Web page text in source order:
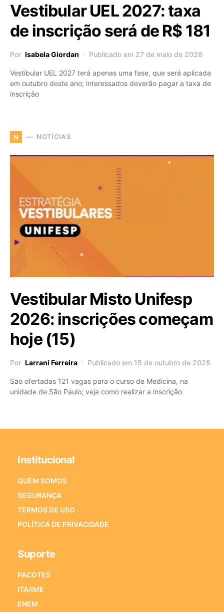
Vestibular UEL 2027: taxa
de inscrição será de R$ 181
Por Isabela Giordan Publicado em 27 de maio de 2026
Vestibular UEL 2027 terá apenas uma fase, que será aplicada
em outubro deste ano; interessados deverão pagar a taxa de
inscrição
N NOTÍCIAS
Vestibular Misto Unifesp
2026: inscrições começam
hoje (15)
Por Larrani Ferreira Publicado em 15 de outubro de 2025
São ofertadas 121 vagas para o curso de Medicina, na
unidade de São Paulo; veja como realizar a inscrição
Institucional
QUEM SOMOS
SEGURANÇA
TERMOS DE USO
POLÍTICA DE PRIVACIDADE
Suporte
PACOTES
ITA/IME
ENEM